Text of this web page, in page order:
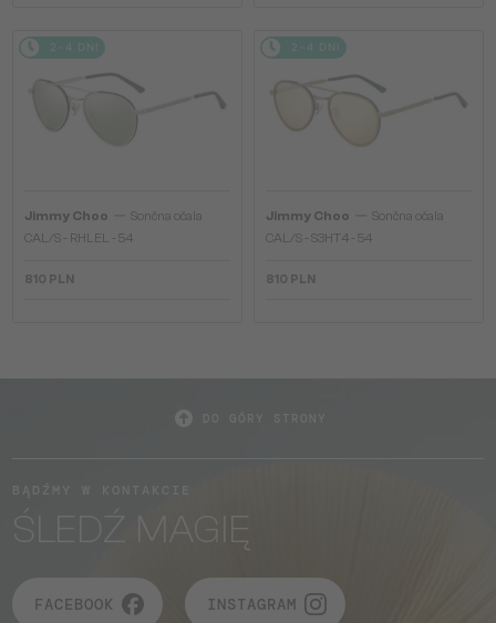
2-4 DNI
Jimmy Choo
Sončna očala
CAL/S - RHLEL - 54
810 PLN
2-4 DNI
Jimmy Choo
Sončna očala
CAL/S - S3HT4 - 54
810 PLN
ŚLEDŹ MAGIĘ
FACEBOOK INSTAGRAM